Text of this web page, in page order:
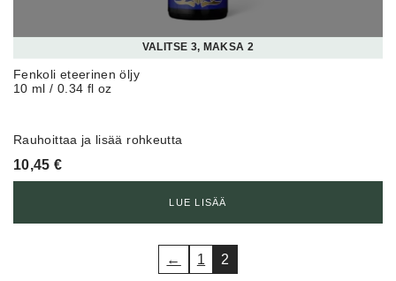
VALITSE 3, MAKSA 2
Fenkoli eteerinen öljy
10 ml / 0.34 fl oz
Rauhoittaa ja lisää rohkeutta
10,45€
LUE LISÄÄ
← 1 2